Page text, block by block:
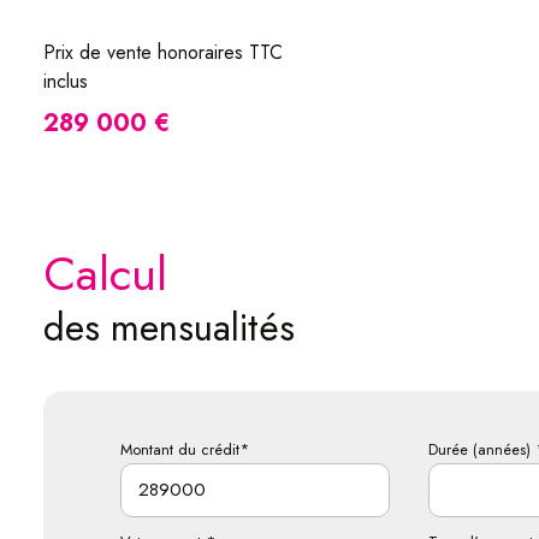
Prix de vente honoraires TTC
inclus
289 000 €
calcul
des mensualités
Montant du crédit* Durée (années)